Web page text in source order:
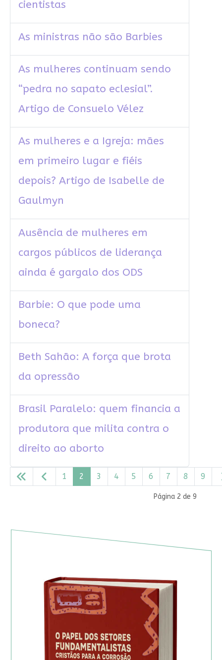
cientistas
As ministras não são Barbies
As mulheres continuam sendo
“pedra no sapato eclesial”.
Artigo de Consuelo Vélez
As mulheres e a Igreja: mães
em primeiro lugar e fiéis
depois? Artigo de Isabelle de
Gaulmyn
Ausência de mulheres em
cargos públicos de liderança
ainda é gargalo dos ODS
Barbie: O que pode uma
boneca?
Beth Sahão: A força que brota
da opressão
Brasil Paralelo: quem financia a
produtora que milita contra o
direito ao aborto
Página 2 de 9
1 2 3 4 5 6 7 8 9